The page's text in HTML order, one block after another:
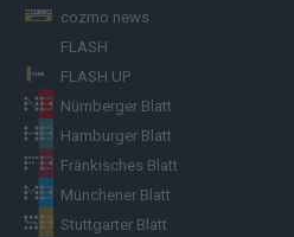
cozmo news
FLASH
FLASH UP
Nürnberger Blatt
Hamburger Blatt
Fränkisches Blatt
Münchener Blatt
Stuttgarter Blatt